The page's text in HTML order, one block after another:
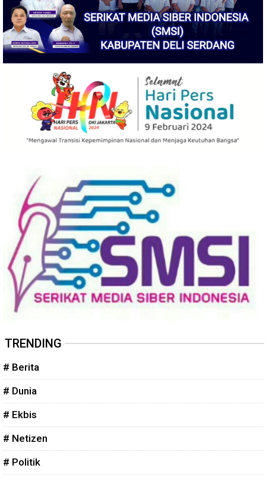
TRENDING
# Berita
# Dunia
# Ekbis
# Netizen
# Politik